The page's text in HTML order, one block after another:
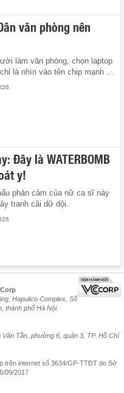
văn phòng nên
làm văn phòng, chọn laptop
là nhìn vào tên chip mạnh ...
Đây là WATERBOMB
y!
phản cảm của nữ ca sĩ này
tranh cãi dữ dội.
Hapulico Complex, Số
thành phố Hà Nội.
Văn Tần, phường 6, quận 3, TP. Hồ Chí
trên internet số 3634/GP-TTĐT do Sở
09/2017